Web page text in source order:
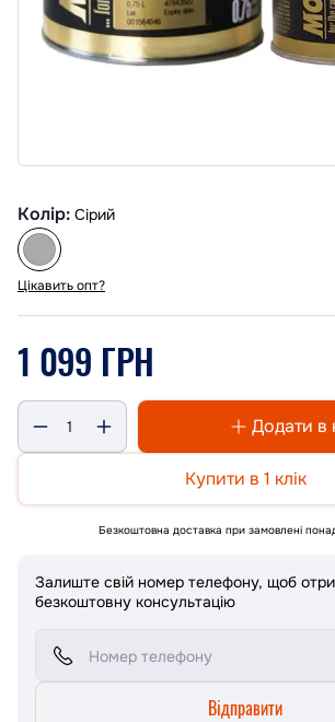
Колір: Сірий
Цікавить опт?
1 099 ГРН
Додати в
Купити в 1 клік
Безкоштовна доставка при замовлені
Залиште свій номер телефону, щоб
безкоштовну консультацію
Відправити